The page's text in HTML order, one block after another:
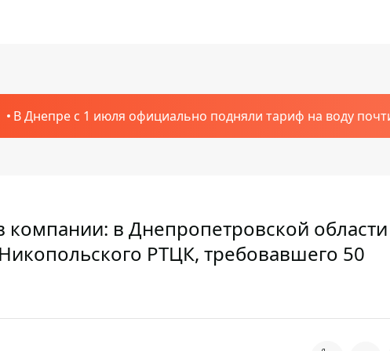
В Днепре с 1 июля официально подняли тариф на воду
в Днепропетровской области
РТЦК, требовавшего 50